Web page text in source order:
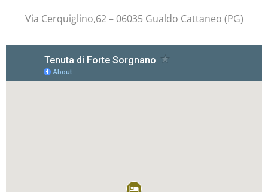
Via Cerquiglino,62 – 06035 Gualdo Cattaneo (PG)